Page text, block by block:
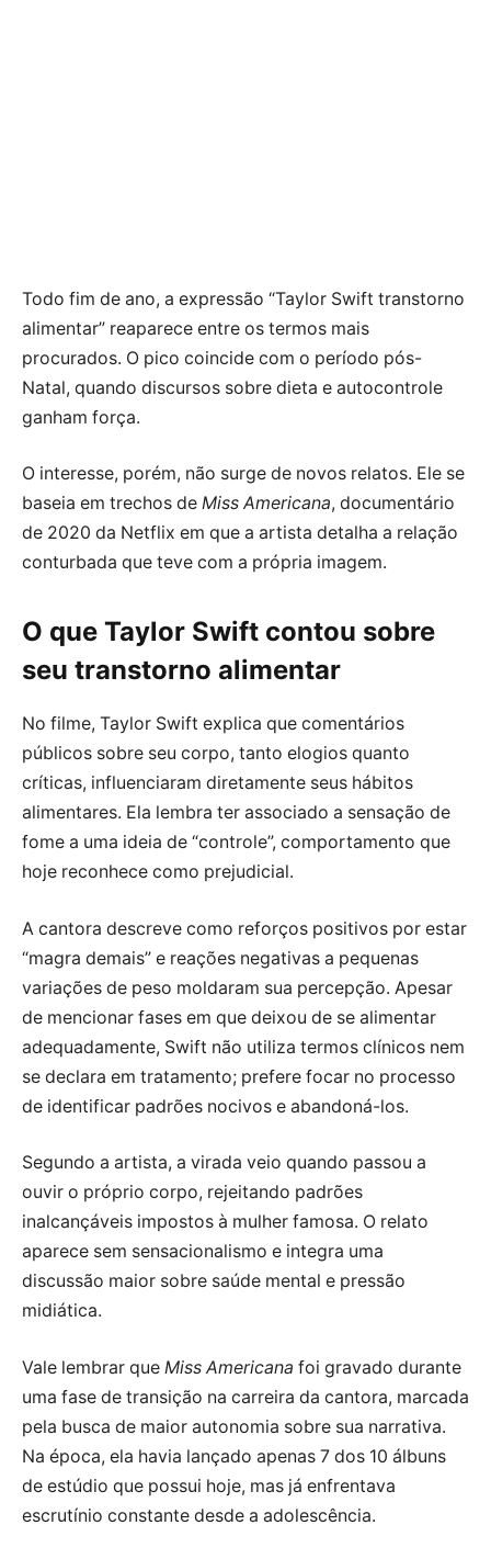
Todo fim de ano, a expressão “Taylor Swift transtorno
alimentar” reaparece entre os termos mais
procurados. O pico coincide com o período pós-
Natal, quando discursos sobre dieta e autocontrole
ganham força.
O interesse, porém, não surge de novos relatos. Ele se
baseia em trechos de Miss Americana, documentário
de 2020 da Netflix em que a artista detalha a relação
conturbada que teve com a própria imagem.
O que Taylor Swift contou sobre
seu transtorno alimentar
No filme, Taylor Swift explica que comentários
públicos sobre seu corpo, tanto elogios quanto
críticas, influenciaram diretamente seus hábitos
alimentares. Ela lembra ter associado a sensação de
fome a uma ideia de “controle”, comportamento que
hoje reconhece como prejudicial.
A cantora descreve como reforços positivos por estar
“magra demais” e reações negativas a pequenas
variações de peso moldaram sua percepção. Apesar
de mencionar fases em que deixou de se alimentar
adequadamente, Swift não utiliza termos clínicos nem
se declara em tratamento; prefere focar no processo
de identificar padrões nocivos e abandoná-los.
Segundo a artista, a virada veio quando passou a
ouvir o próprio corpo, rejeitando padrões
inalcançáveis impostos à mulher famosa. O relato
aparece sem sensacionalismo e integra uma
discussão maior sobre saúde mental e pressão
midiática.
Vale lembrar que Miss Americana foi gravado durante
uma fase de transição na carreira da cantora, marcada
pela busca de maior autonomia sobre sua narrativa.
Na época, ela havia lançado apenas 7 dos 10 álbuns
de estúdio que possui hoje, mas já enfrentava
escrutínio constante desde a adolescência.